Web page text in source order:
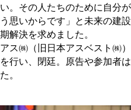
。その人たちのために自分が
思いからです」と未来の建設
解決を求めました。
ス㈱（旧日本アスベスト㈱）
行い、閉廷。原告や参加者は
。